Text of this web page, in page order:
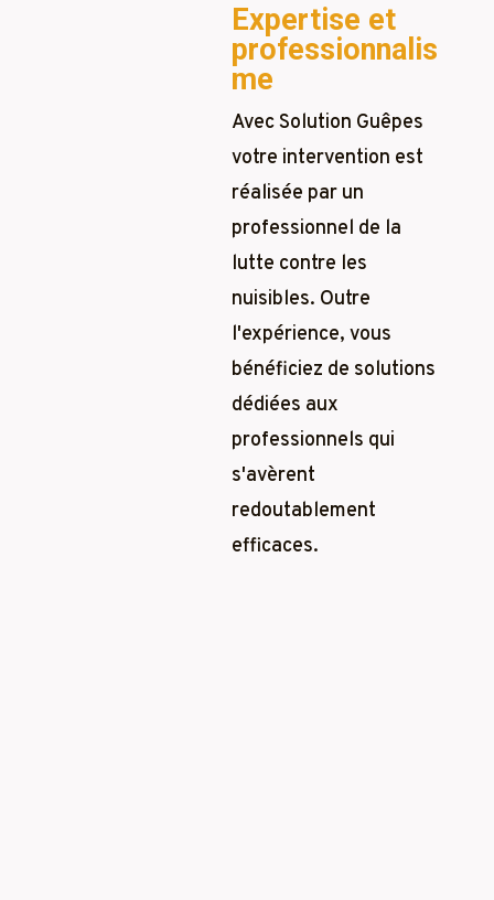
Expertise et
professionnalis
me
Avec Solution Guêpes
votre intervention est
réalisée par un
professionnel de la
lutte contre les
nuisibles. Outre
l'expérience, vous
bénéficiez de solutions
dédiées aux
professionnels qui
s'avèrent
redoutablement
efficaces.